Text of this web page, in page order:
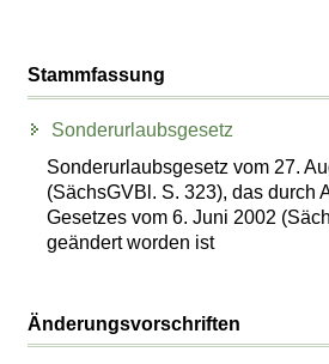
Stammfassung
Sonderurlaubsgesetz
Sonderurlaubsgesetz vom 27.
(SächsGVBl. S. 323), das durch
Gesetzes vom 6. Juni 2002
geändert worden ist
Änderungsvorschriften